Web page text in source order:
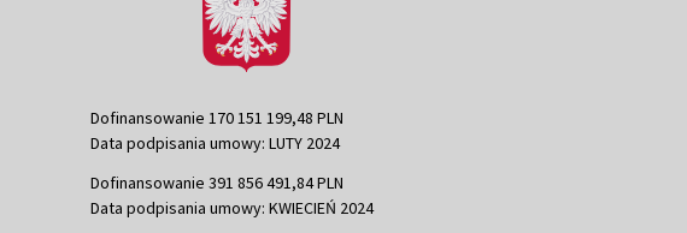
Dofinansowanie 170 151 199,48 PLN
Data podpisania umowy: LUTY 2024
Dofinansowanie 391 856 491,84 PLN
Data podpisania umowy: KWIECIEŃ 2024